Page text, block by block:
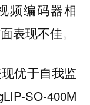
频编码器相
表现不佳。
优于自我监
SO-400M